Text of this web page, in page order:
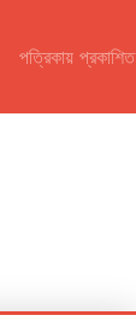
পত্রিকায় প্রকাশিত